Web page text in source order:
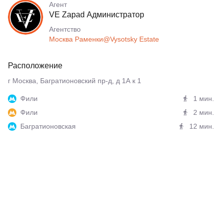
Агент
VE Zapad Администратор
Агентcтво
Москва Раменки@Vysotsky Estate
Расположение
г Москва, Багратионовский пр-д, д 1А к 1
Фили
1 мин.
Фили
2 мин.
Багратионовская
12 мин.